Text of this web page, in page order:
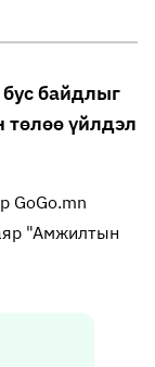
байдлыг
төлөө үйлдэл
GoGo.mn
"Амжилтын